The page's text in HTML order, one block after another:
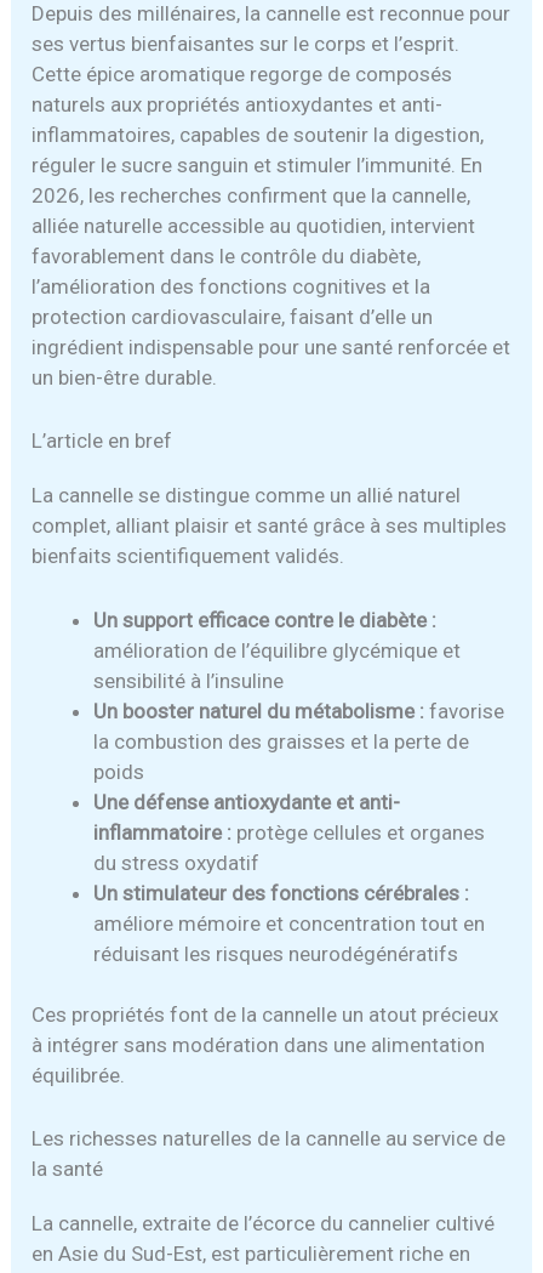
Depuis des millénaires, la cannelle est reconnue pour
ses vertus bienfaisantes sur le corps et l’esprit.
Cette épice aromatique regorge de composés
naturels aux propriétés antioxydantes et anti-
inflammatoires, capables de soutenir la digestion,
réguler le sucre sanguin et stimuler l’immunité. En
2026, les recherches confirment que la cannelle,
alliée naturelle accessible au quotidien, intervient
favorablement dans le contrôle du diabète,
l’amélioration des fonctions cognitives et la
protection cardiovasculaire, faisant d’elle un
ingrédient indispensable pour une santé renforcée et
un bien-être durable.
L’article en bref
La cannelle se distingue comme un allié naturel
complet, alliant plaisir et santé grâce à ses multiples
bienfaits scientifiquement validés.
Un support efficace contre le diabète :
amélioration de l’équilibre glycémique et
sensibilité à l’insuline
Un booster naturel du métabolisme : favorise
la combustion des graisses et la perte de
poids
Une défense antioxydante et anti-
inflammatoire : protège cellules et organes
du stress oxydatif
Un stimulateur des fonctions cérébrales :
améliore mémoire et concentration tout en
réduisant les risques neurodégénératifs
Ces propriétés font de la cannelle un atout précieux
à intégrer sans modération dans une alimentation
équilibrée.
Les richesses naturelles de la cannelle au service de
la santé
La cannelle, extraite de l’écorce du cannelier cultivé
en Asie du Sud-Est, est particulièrement riche en